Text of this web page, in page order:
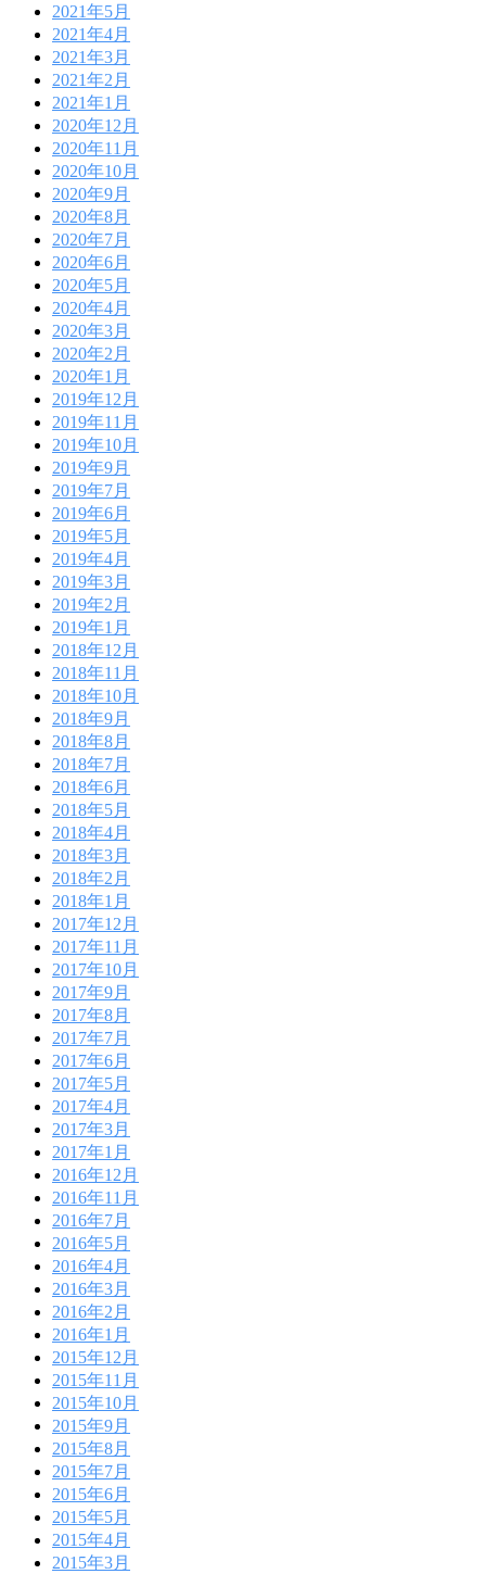
2021年5月
2021年4月
2021年3月
2021年2月
2021年1月
2020年12月
2020年11月
2020年10月
2020年9月
2020年8月
2020年7月
2020年6月
2020年5月
2020年4月
2020年3月
2020年2月
2020年1月
2019年12月
2019年11月
2019年10月
2019年9月
2019年7月
2019年6月
2019年5月
2019年4月
2019年3月
2019年2月
2019年1月
2018年12月
2018年11月
2018年10月
2018年9月
2018年8月
2018年7月
2018年6月
2018年5月
2018年4月
2018年3月
2018年2月
2018年1月
2017年12月
2017年11月
2017年10月
2017年9月
2017年8月
2017年7月
2017年6月
2017年5月
2017年4月
2017年3月
2017年1月
2016年12月
2016年11月
2016年7月
2016年5月
2016年4月
2016年3月
2016年2月
2016年1月
2015年12月
2015年11月
2015年10月
2015年9月
2015年8月
2015年7月
2015年6月
2015年5月
2015年4月
2015年3月